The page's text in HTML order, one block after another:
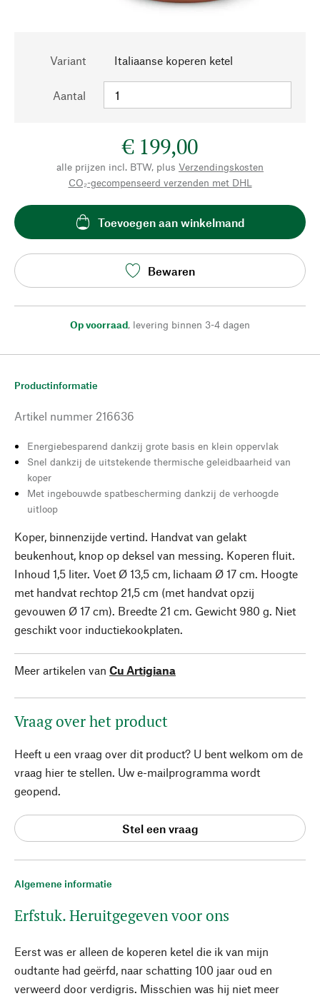
Variant Italiaanse koperen ketel
Aantal
€ 199,00
alle prijzen incl. BTW, plus Verzendingskosten
CO₂-gecompenseerd verzenden met DHL
Toevoegen aan winkelmand
Bewaren
Op voorraad, levering binnen 3-4 dagen
Algemene informatie
Erfstuk. Heruitgegeven voor ons
Eerst was er alleen de koperen ketel die ik van mijn
oudtante had geërfd, naar schatting 100 jaar oud en
verweerd door verdigris. Misschien was hij niet meer
Productinformatie
Artikel nummer 216636
Energiebesparend dankzij grote basis en klein oppervlak
Snel dankzij de uitstekende thermische geleidbaarheid van
koper
Met ingebouwde spatbescherming dankzij de verhoogde
uitloop
Koper, binnenzijde vertind. Handvat van gelakt
beukenhout, knop op deksel van messing. Koperen fluit.
Inhoud 1,5 liter. Voet Ø 13,5 cm, lichaam Ø 17 cm. Hoogte
met handvat rechtop 21,5 cm (met handvat opzij
gevouwen Ø 17 cm). Breedte 21 cm. Gewicht 980 g. Niet
geschikt voor inductiekookplaten.
Meer artikelen van Cu Artigiana
Vraag over het product
Heeft u een vraag over dit product? U bent welkom om de
vraag hier te stellen. Uw e-mailprogramma wordt
geopend.
Stel een vraag